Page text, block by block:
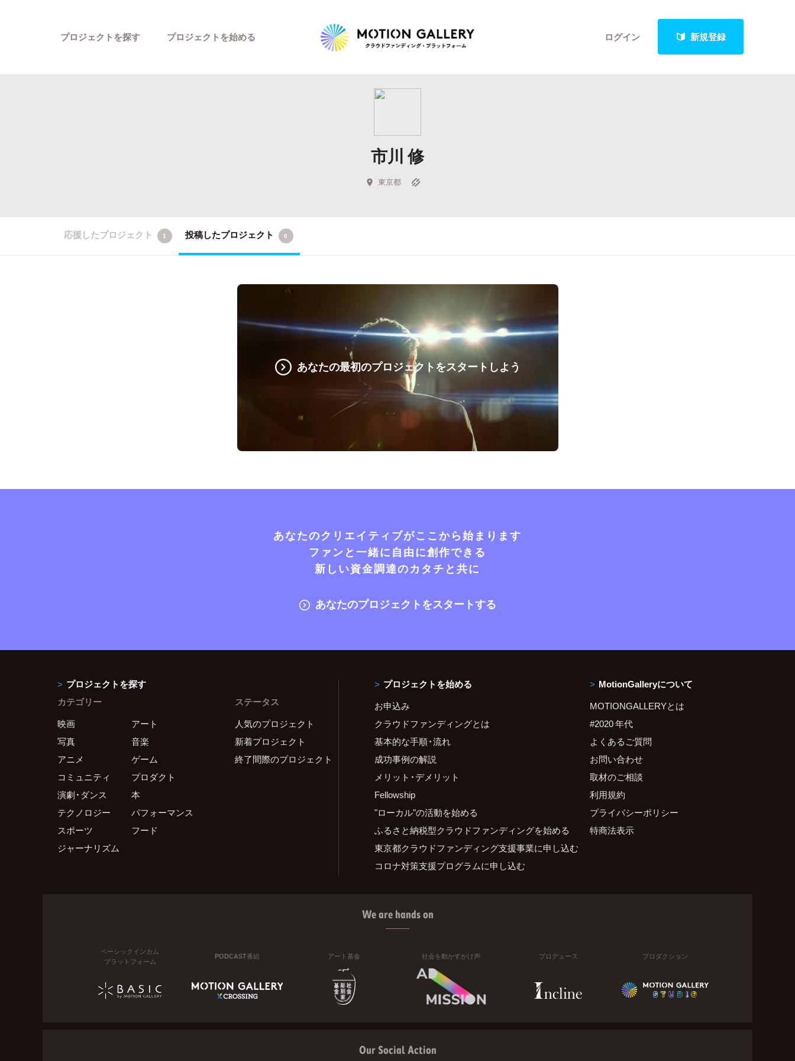
ログイン 新規登録
プロジェクトを探す
Highlight
Feature
キュレーターから探す
プロジェクトを始める
市川 修
東京都
応援したプロジェクト 1 投稿したプロジェクト 0
あなたの最初のプロジェクトをスタートしよう
あなたのクリエイティブがここから始まります
ファンと一緒に自由に創作できる
新しい資金調達のカタチと共に
あなたのプロジェクトをスタートする
プロジェクトを探す
カテゴリー
映画
アート
写真
音楽
アニメ
ゲーム
コミュニティ
プロダクト
演劇・ダンス
本
テクノロジー
パフォーマンス
スポーツ
フード
ジャーナリズム
ステータス
人気のプロジェクト
新着プロジェクト
終了間際のプロジェクト
プロジェクトを始める
お申込み
クラウドファンディングとは
基本的な手順・流れ
成功事例の解説
メリット・デメリット
Fellowship
"ローカル"の活動を始める
ふるさと納税型クラウドファンディングを始める
東京都クラウドファンディング支援事業に申し込む
コロナ対策支援プログラムに申し込む
MotionGalleryについて
MOTIONGALLERYとは
#2020 年代
よくあるご質問
お問い合わせ
取材のご相談
利用規約
プライバシーポリシー
特商法表示
We are hands on
ベーシックインカム
プラットフォーム
PODCAST番組 アート基金 社会を動かすかけ声 プロデュース プロダクション
Our Social Action